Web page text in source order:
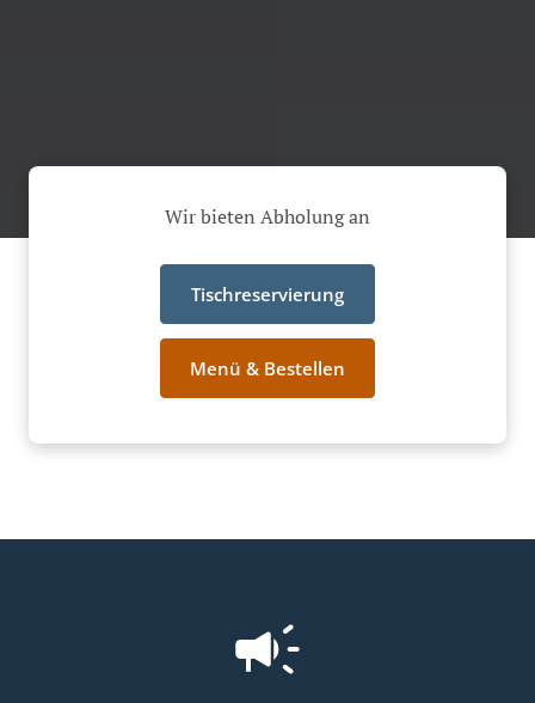
Wir bieten Abholung an
Tischreservierung
Menü & Bestellen